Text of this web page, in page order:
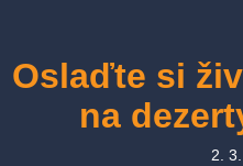
Oslaďte si
na
2.